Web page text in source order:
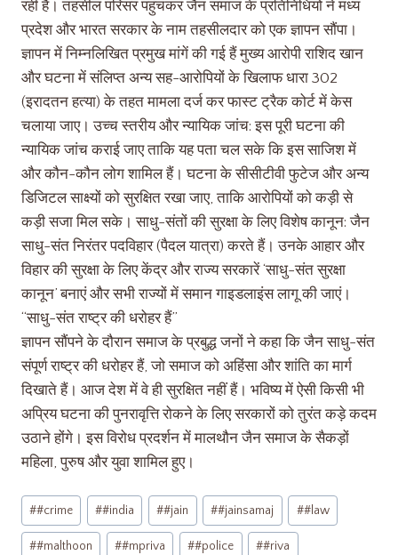
रही है। तहसील परिसर पहुंचकर जैन समाज के प्रतिनिधियों ने मध्य
प्रदेश और भारत सरकार के नाम तहसीलदार को एक ज्ञापन सौंपा।
ज्ञापन में निम्नलिखित प्रमुख मांगें की गई हैं मुख्य आरोपी राशिद खान
और घटना में संलिप्त अन्य सह-आरोपियों के खिलाफ धारा 302
(इरादतन हत्या) के तहत मामला दर्ज कर फास्ट ट्रैक कोर्ट में केस
चलाया जाए। उच्च स्तरीय और न्यायिक जांच: इस पूरी घटना की
न्यायिक जांच कराई जाए ताकि यह पता चल सके कि इस साजिश में
और कौन-कौन लोग शामिल हैं। घटना के सीसीटीवी फुटेज और अन्य
डिजिटल साक्ष्यों को सुरक्षित रखा जाए, ताकि आरोपियों को कड़ी से
कड़ी सजा मिल सके। साधु-संतों की सुरक्षा के लिए विशेष कानून: जैन
साधु-संत निरंतर पदविहार (पैदल यात्रा) करते हैं। उनके आहार और
विहार की सुरक्षा के लिए केंद्र और राज्य सरकारें ‘साधु-संत सुरक्षा
कानून’ बनाएं और सभी राज्यों में समान गाइडलाइंस लागू की जाएं।
“साधु-संत राष्ट्र की धरोहर हैं”
ज्ञापन सौंपने के दौरान समाज के प्रबुद्ध जनों ने कहा कि जैन साधु-संत
संपूर्ण राष्ट्र की धरोहर हैं, जो समाज को अहिंसा और शांति का मार्ग
दिखाते हैं। आज देश में वे ही सुरक्षित नहीं हैं। भविष्य में ऐसी किसी भी
अप्रिय घटना की पुनरावृत्ति रोकने के लिए सरकारों को तुरंत कड़े कदम
उठाने होंगे। इस विरोध प्रदर्शन में मालथौन जैन समाज के सैकड़ों
महिला, पुरुष और युवा शामिल हुए।
##crime ##india ##jain ##jainsamaj ##law
##malthoon ##mpriva ##police ##riva